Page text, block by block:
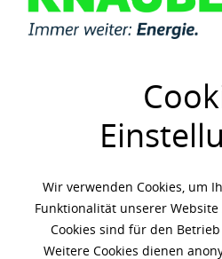
Wir verwenden Cookies, um
Funktionalität unserer
Cookies sind für den
Weitere Cookies dienen
Übersicht Hydrauliköle